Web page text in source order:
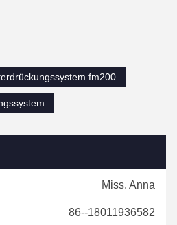
fm200
Miss. Anna
86--18011936582